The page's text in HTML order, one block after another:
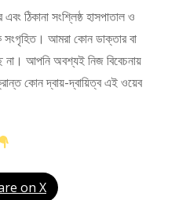
ঠিকানা সংশ্লিষ্ঠ হাসপাতাল ও
সংগৃহিত। আমরা কোন ডাক্তার বা
না। আপনি অবশ্যই নিজ বিবেচনায়
কোন দ্বায়-দ্বায়িত্ব এই ওয়েব
on X